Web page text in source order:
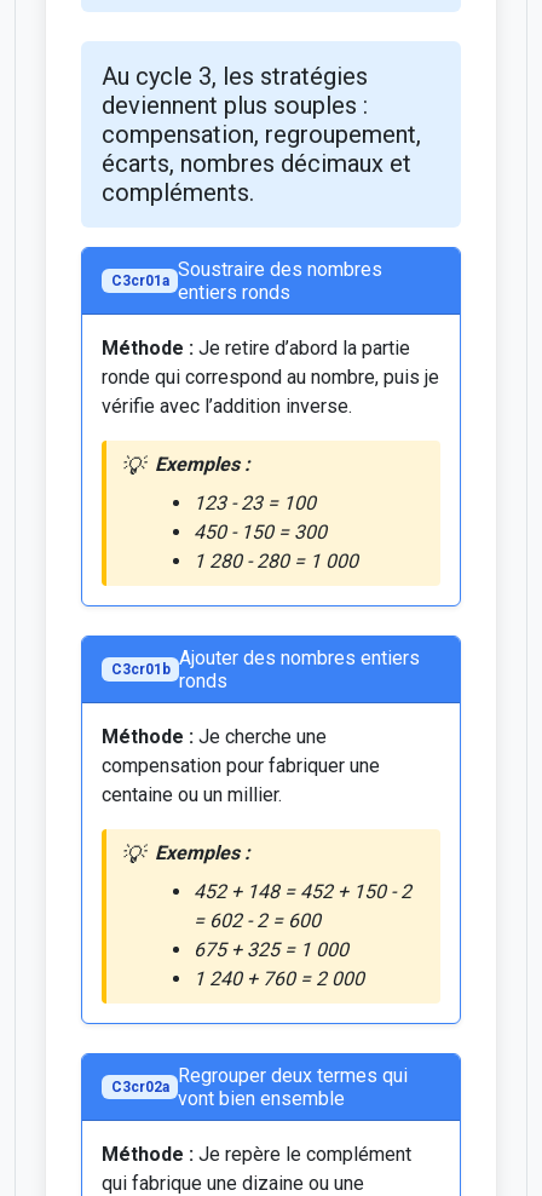
Au cycle 3, les stratégies
deviennent plus souples :
compensation, regroupement,
écarts, nombres décimaux et
compléments.
C3cr01a Soustraire des nombres
entiers ronds
Méthode :Je retire d’abord la partie
ronde qui correspond au nombre, puis je
vérifie avec l’addition inverse.
Exemples :
123 - 23 = 100
450 - 150 = 300
1 280 - 280 = 1 000
C3cr01b Ajouter des nombres entiers
ronds
Méthode :Je cherche une
compensation pour fabriquer une
centaine ou un millier.
Exemples :
452 + 148 = 452 + 150 - 2
= 602 - 2 = 600
675 + 325 = 1 000
1 240 + 760 = 2 000
C3cr02a
Regrouper deux termes qui
vont bien ensemble
Méthode :Je repère le complément
qui fabrique une dizaine ou une